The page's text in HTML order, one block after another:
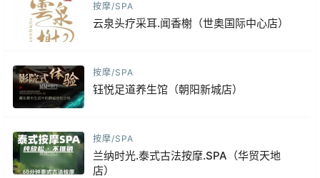
按摩/SPA
云泉头疗采耳.闻香榭（世奥国际中心店）
按摩/SPA
钰悦足道养生馆（朝阳新城店）
按摩/SPA
兰纳时光.泰式古法按摩.SPA（华贸天地
店）